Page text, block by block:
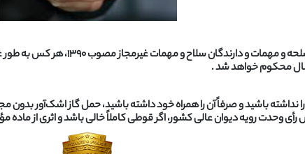
طبق بند «ت» ماده ۱۲ قانون
نداشته باشید و صرفاً آن را همراه خود داشته باشید، حمل گاز اشک‌آور
رأی وحدت رویه دیوان عالی کشور، اگر قوطی کاملاً خالی باشد و اثری از